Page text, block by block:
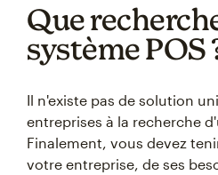
Que
système POS
Il n'existe pas de solution
entreprises à la recherche
Finalement, vous devez
votre entreprise, de ses